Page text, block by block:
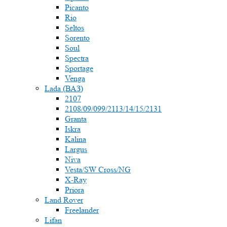
Picanto
Rio
Seltos
Sorento
Soul
Spectra
Sportage
Venga
Lada (ВАЗ)
2107
2108/09/099/2113/14/15/2131
Granta
Iskra
Kalina
Largus
Niva
Vesta/SW Cross/NG
X-Ray
Priora
Land Rover
Freelander
Lifan